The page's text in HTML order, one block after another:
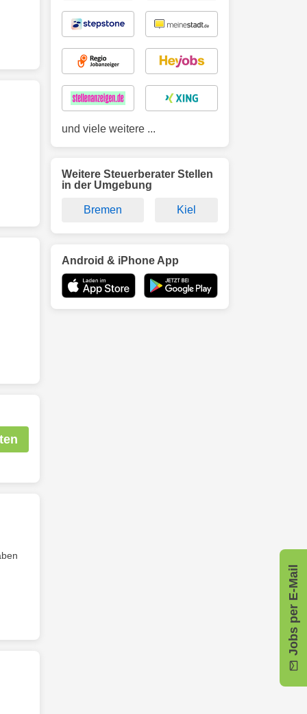
Jobs per E-Mail
und viele weitere ...
Weitere Steuerberater Stellen
in der Umgebung
Bremen Kiel
Android & iPhone App